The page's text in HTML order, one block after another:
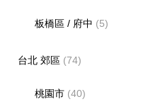
板橋區 / 府中 (5)
台北 郊區(74)
桃園市 (40)